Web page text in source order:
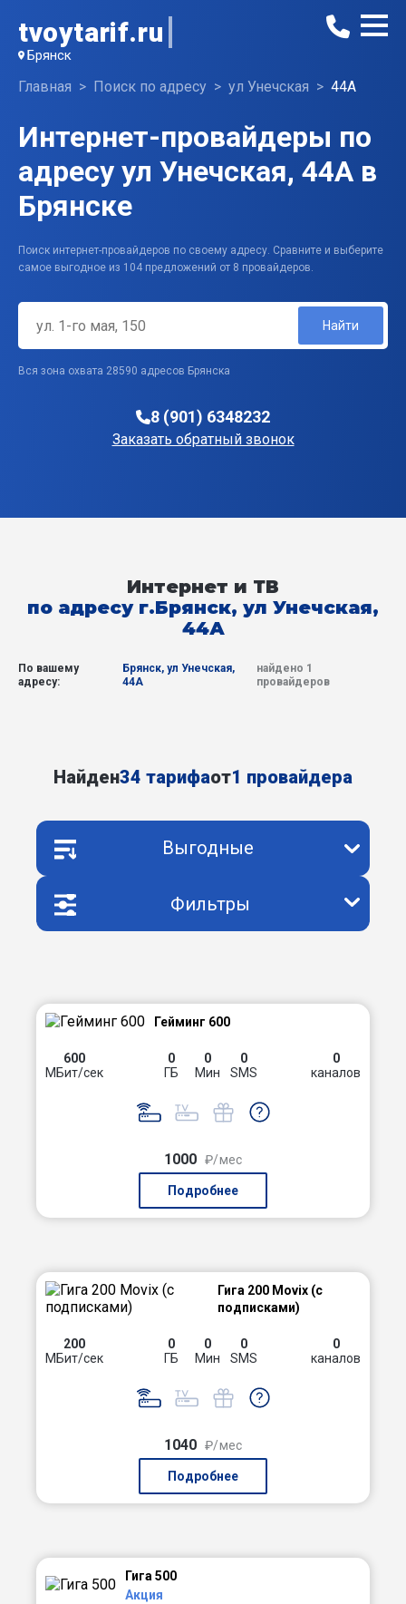
tvoytarif.ru
Брянск
Главная Поиск по адресу ул Унечская 44А
Интернет-провайдеры по
адресу ул Унечская, 44А в
Брянске
Поиск интернет-провайдеров по своему адресу. Сравните и выберите
самое выгодное из 104 предложений от 8 провайдеров.
Найти
Вся зона охвата 28590 адресов Брянска
8 (901) 6348232
Заказать обратный звонок
Интернет и ТВ
по адресу г.Брянск, ул Унечская,
44А
По вашему
адресу:
Брянск, ул Унечская,
44А
найдено 1
провайдеров
Найден34 тарифаот1 провайдера
Выгодные
Фильтры
Гейминг 600
600
МБит/сек
0
ГБ
0
Мин
0
SMS
0
каналов
1000 ₽/мес
Подробнее
Гига 200 Movix (с
подписками)
200
МБит/сек
0
ГБ
0
Мин
0
SMS
0
каналов
1040 ₽/мес
Подробнее
Гига 500
Акция